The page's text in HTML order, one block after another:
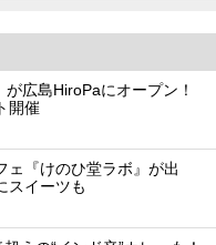
広島HiroPaにオープン！
開催
ェ『けのひ堂ラボ』が出
スイーツも